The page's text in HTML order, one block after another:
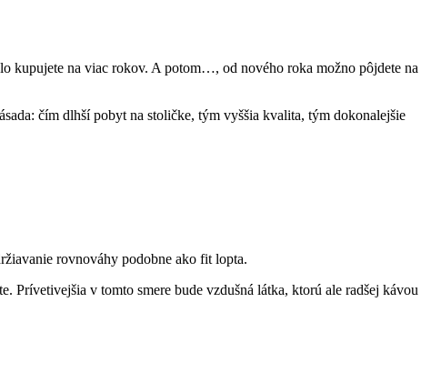
kupujete na viac rokov. A potom…, od nového roka možno pôjdete na
čím dlhší pobyt na stoličke, tým vyššia kvalita, tým dokonalejšie
rovnováhy podobne ako fit lopta.
Prívetivejšia v tomto smere bude vzdušná látka, ktorú ale radšej kávou